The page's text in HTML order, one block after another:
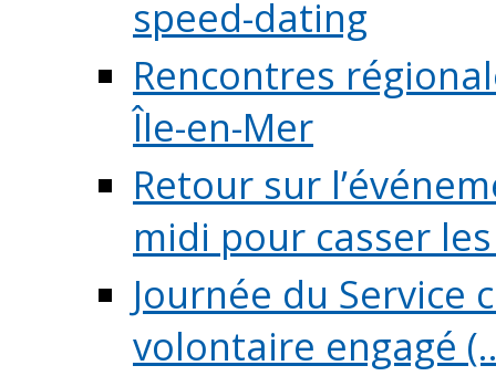
speed-dating
Rencontres
Île-en-Mer
Retour sur
midi pour casser les
Journée du Service
volontaire engagé